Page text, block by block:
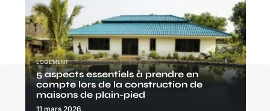
LOGEMENT
5 aspects essentiels à prendre en
compte lors de la construction de
maisons de plain-pied
11 mars 2026
© 2025 | logetoi.fr
Contact Mentions Légales Sitemap